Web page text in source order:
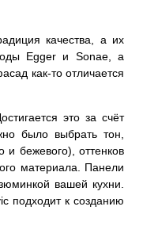
качества, а их
Egger и Sonae, а
как-то отличается
это за счёт
было выбрать тон,
и бежевого), оттенков
материала. Панели
вашей кухни.
подходит к созданию